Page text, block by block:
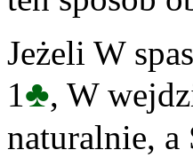
Jeżeli W
1♣, W
naturalnie,